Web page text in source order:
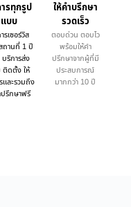
รทุกรูป
แบบ
รเซอร์วิส
ถานที่ 1 ปี
บริการส่ง
ติดตั้ง ให้
และรวมถึง
ปรึกษาฟรี
ให้คำบรึกษา
รวดเร็ว
ตอบด่วน ตอบไว
พร้อมให้คำ
ปรึกษาจากผู้ที่มี
ประสบการณ์
มากกว่า 10 ปี